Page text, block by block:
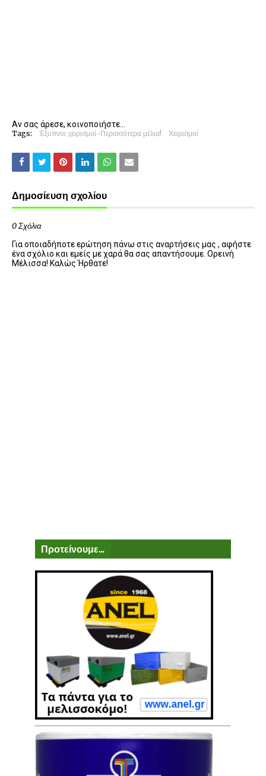
Αν σας άρεσε, κοινοποιήστε...
Tags: Έξυπνοι χειρισμοί-Περισσότερα μέλια! Χειρισμοί
Δημοσίευση σχολίου
0 Σχόλια
Για οποιαδήποτε ερώτηση πάνω στις αναρτήσεις μας , αφήστε
ένα σχόλιο και εμείς με χαρά θα σας απαντήσουμε. Ορεινή
Μέλισσα! Καλώς Ήρθατε!
Προτείνουμε...